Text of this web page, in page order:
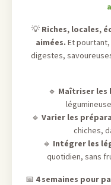
💡 Riches, locales,
aimées. Et
digestes,
🔹 Maîtriser les
🔹 Varier les
chiches,
🔹 Intégrer les
quotidien, sans
📅 4 semaines pour